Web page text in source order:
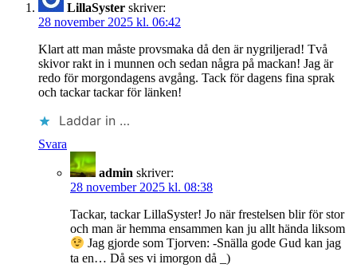
LillaSyster skriver:
28 november 2025 kl. 06:42
Klart att man måste provsmaka då den är nygriljerad! Två
skivor rakt in i munnen och sedan några på mackan! Jag är
redo för morgondagens avgång. Tack för dagens fina sprak
och tackar tackar för länken!
Laddar in …
Svara
admin skriver:
28 november 2025 kl. 08:38
Tackar, tackar LillaSyster! Jo när frestelsen blir för stor
och man är hemma ensammen kan ju allt hända liksom
Jag gjorde som Tjorven: -Snälla gode Gud kan jag
ta en… Då ses vi imorgon då _)